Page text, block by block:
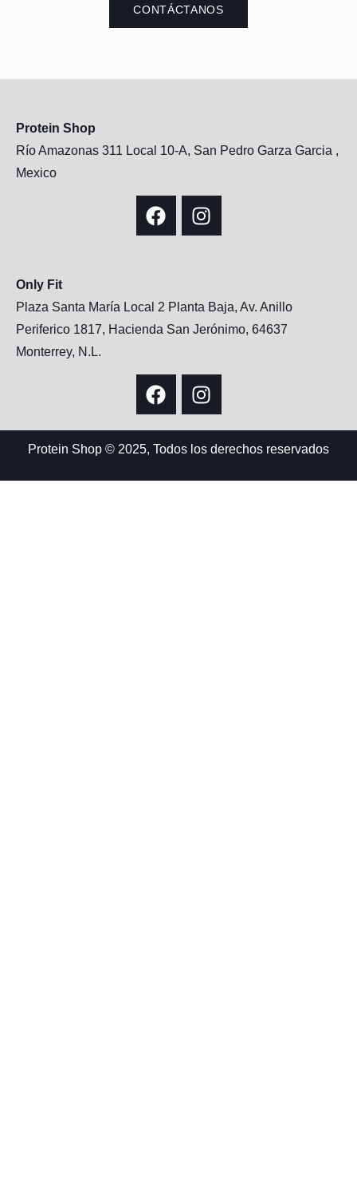
CONTÁCTANOS
Protein Shop
Río Amazonas 311 Local 10-A, San Pedro Garza Garcia ,
Mexico
Only Fit
Plaza Santa María Local 2 Planta Baja, Av. Anillo
Periferico 1817, Hacienda San Jerónimo, 64637
Monterrey, N.L.
Protein Shop © 2025, Todos los derechos reservados